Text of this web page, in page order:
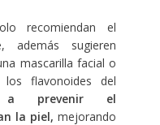
recomiendan el
además sugieren
mascarilla facial o
flavonoides del
a prevenir el
la piel,mejorando